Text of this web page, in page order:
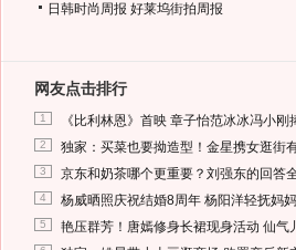
日韩时尚周报 好莱坞街拍周报
网友点击排行
1 《比利林恩》首映 章子怡范冰冰冯小刚
2 独家：买菜也要拗造型！金星携女逛街
3 京东和奶茶哪个更重要？刘强东的回答
4 杨威晒照庆祝结婚8周年 杨阳洋轻抚妈
5 艳压群芳！唐嫣修身长裙现身活动 仙气